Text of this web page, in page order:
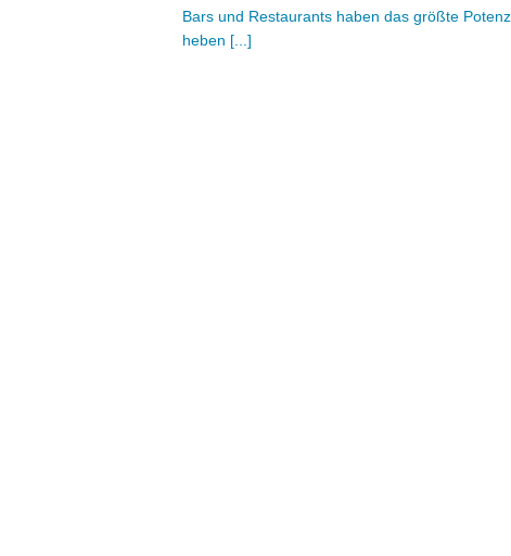
Bars und Restaurants haben das größte
heben [...]